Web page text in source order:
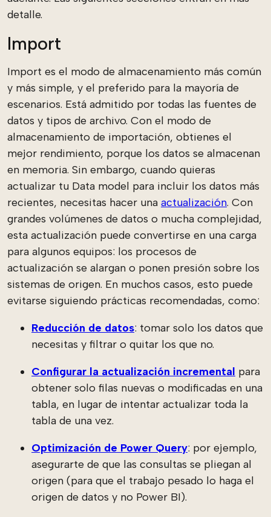
detalle.
Import
Import es el modo de almacenamiento más común
y más simple, y el preferido para la mayoría de
escenarios. Está admitido por todas las fuentes de
datos y tipos de archivo. Con el modo de
almacenamiento de importación, obtienes el
mejor rendimiento, porque los datos se almacenan
en memoria. Sin embargo, cuando quieras
actualizar tu Data model para incluir los datos más
recientes, necesitas hacer una actualización. Con
grandes volúmenes de datos o mucha complejidad,
esta actualización puede convertirse en una carga
para algunos equipos: los procesos de
actualización se alargan o ponen presión sobre los
sistemas de origen. En muchos casos, esto puede
evitarse siguiendo prácticas recomendadas, como:
Reducción de datos: tomar solo los datos que
necesitas y filtrar o quitar los que no.
Configurar la actualización incremental para
obtener solo filas nuevas o modificadas en una
tabla, en lugar de intentar actualizar toda la
tabla de una vez.
Optimización de Power Query: por ejemplo,
asegurarte de que las consultas se pliegan al
origen (para que el trabajo pesado lo haga el
origen de datos y no Power BI).